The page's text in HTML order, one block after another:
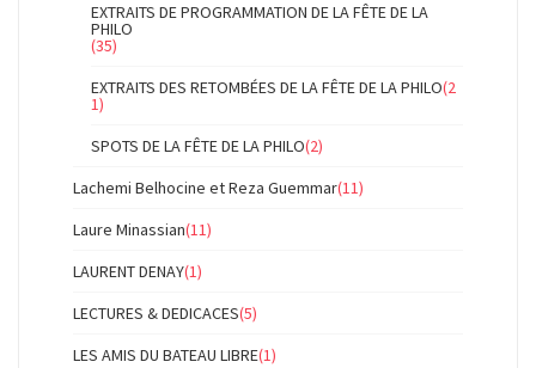
EXTRAITS DE PROGRAMMATION DE LA FÊTE DE LA
PHILO
(35)
EXTRAITS DES RETOMBÉES DE LA FÊTE DE LA PHILO(2
1)
SPOTS DE LA FÊTE DE LA PHILO(2)
Lachemi Belhocine et Reza Guemmar(11)
Laure Minassian(11)
LAURENT DENAY(1)
LECTURES & DEDICACES(5)
LES AMIS DU BATEAU LIBRE(1)